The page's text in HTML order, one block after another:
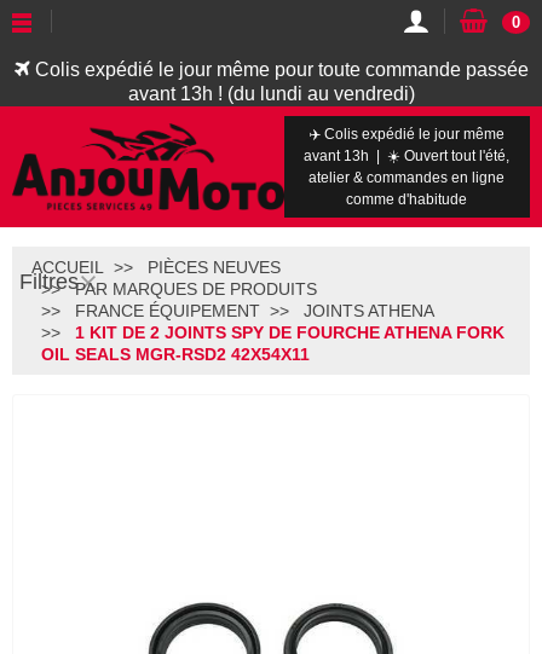
Colis expédié le jour même pour toute commande passée
avant 13h ! (du lundi au vendredi)
0
✈️ Colis expédié le jour même
avant 13h | ☀️ Ouvert tout l'été,
atelier & commandes en ligne
comme d'habitude
Filtres
ACCUEIL
PIÈCES NEUVES
PAR MARQUES DE PRODUITS
FRANCE ÉQUIPEMENT
JOINTS ATHENA
1 KIT DE 2 JOINTS SPY DE FOURCHE ATHENA FORK
OIL SEALS MGR-RSD2 42X54X11